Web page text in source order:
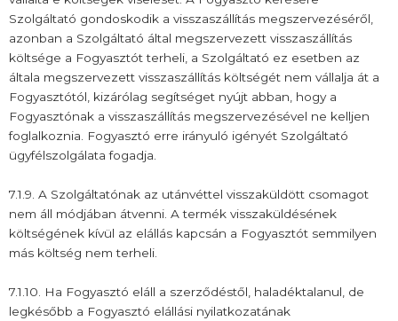
Szolgáltató gondoskodik a visszaszállítás megszervezéséről,
azonban a Szolgáltató által megszervezett visszaszállítás
költsége a Fogyasztót terheli, a Szolgáltató ez esetben az
általa megszervezett visszaszállítás költségét nem vállalja át a
Fogyasztótól, kizárólag segítséget nyújt abban, hogy a
Fogyasztónak a visszaszállítás megszervezésével ne kelljen
foglalkoznia. Fogyasztó erre irányuló igényét Szolgáltató
ügyfélszolgálata fogadja.
7.1.9. A Szolgáltatónak az utánvéttel visszaküldött csomagot
nem áll módjában átvenni. A termék visszaküldésének
költségének kívül az elállás kapcsán a Fogyasztót semmilyen
más költség nem terheli.
7.1.10. Ha Fogyasztó eláll a szerződéstől, haladéktalanul, de
legkésőbb a Fogyasztó elállási nyilatkozatának